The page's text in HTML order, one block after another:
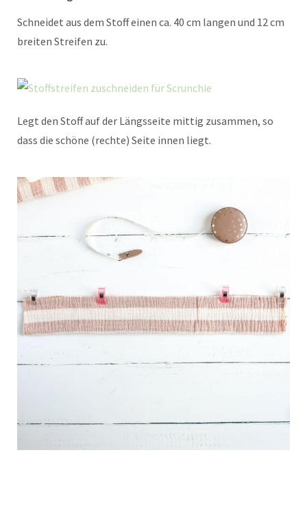
Schneidet aus dem Stoff einen ca. 40 cm langen und 12 cm
breiten Streifen zu.
Legt den Stoff auf der Längsseite mittig zusammen, so
dass die schöne (rechte) Seite innen liegt.